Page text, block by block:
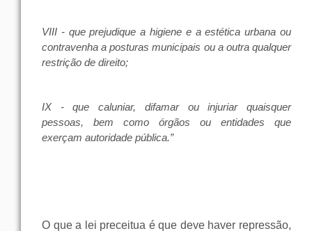
VIII - que prejudique a higiene e a estética urbana ou
contravenha a posturas municipais ou a outra qualquer
restrição de direito;
IX - que caluniar, difamar ou injuriar quaisquer
pessoas, bem como órgãos ou entidades que
exerçam autoridade pública.”
O que a lei preceitua é que deve haver repressão,